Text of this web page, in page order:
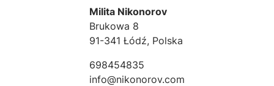
Milita Nikonorov
Brukowa 8
91-341 Łódź, Polska
698454835
info@nikonorov.com